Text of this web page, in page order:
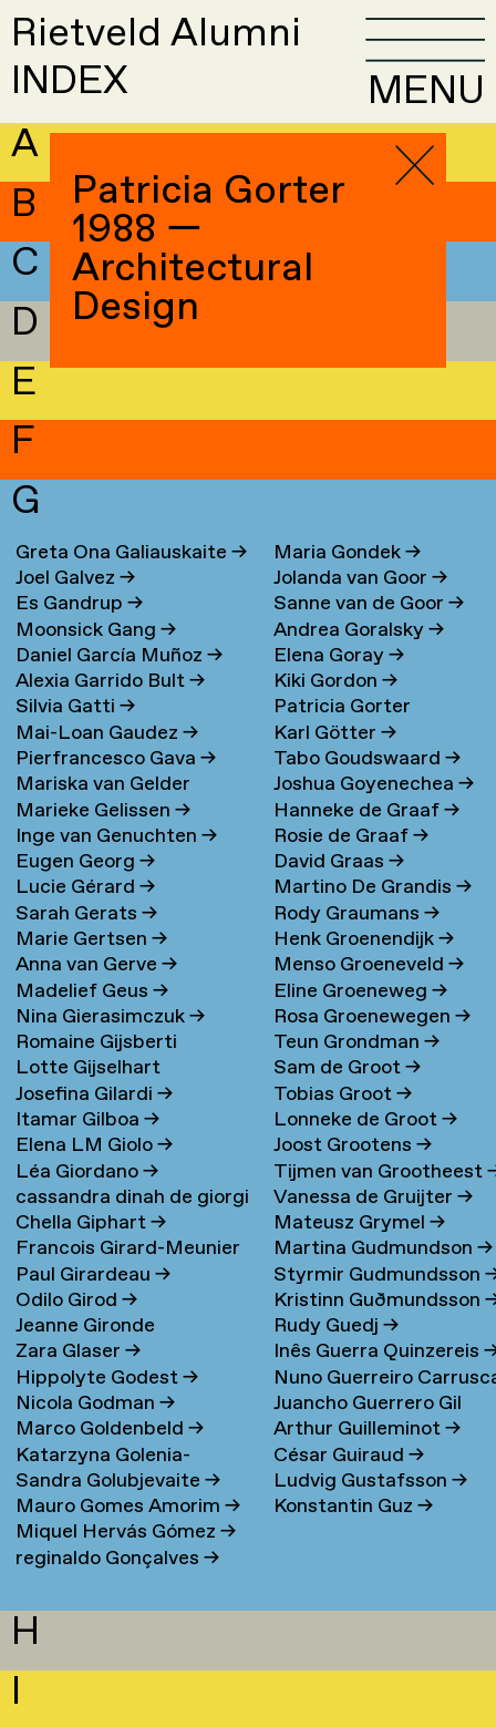
Rietveld Alumni
INDEX
MENU
A
B
C
D
E
F
G
Greta Ona Galiauskaite→
Joel Galvez→
Es Gandrup→
Moonsick Gang→
Daniel García Muñoz→
Alexia Garrido Bult→
Silvia Gatti→
Mai-Loan Gaudez→
Pierfrancesco Gava→
Mariska van Gelder
Marieke Gelissen→
Inge van Genuchten→
Eugen Georg→
Lucie Gérard→
Sarah Gerats→
Marie Gertsen→
Anna van Gerve→
Madelief Geus→
Nina Gierasimczuk→
Romaine Gijsberti
Hodenpijl→
Lotte Gijselhart
Josefina Gilardi→
Itamar Gilboa→
Elena LM Giolo→
Léa Giordano→
cassandra dinah de giorgi
→
Chella Giphart→
Francois Girard-Meunier
Paul Girardeau→
Odilo Girod→
Jeanne Gironde
Zara Glaser→
Hippolyte Godest→
Nicola Godman→
Marco Goldenbeld→
Katarzyna Golenia-
Baldyga→
Sandra Golubjevaite→
Mauro Gomes Amorim→
Miquel Hervás Gómez→
reginaldo Gonçalves→
Maria Gondek→
Jolanda van Goor→
Sanne van de Goor→
Andrea Goralsky→
Elena Goray→
Kiki Gordon→
Patricia Gorter
Karl Götter→
Tabo Goudswaard→
Joshua Goyenechea→
Hanneke de Graaf→
Rosie de Graaf→
David Graas→
Martino De Grandis→
Rody Graumans→
Henk Groenendijk→
Menso Groeneveld→
Eline Groeneweg→
Rosa Groenewegen→
Teun Grondman→
Sam de Groot→
Tobias Groot→
Lonneke de Groot→
Joost Grootens→
Tijmen van Grootheest
Vanessa de Gruijter→
Mateusz Grymel→
Martina Gudmundson→
Styrmir Gudmundsson
Kristinn Guðmundsson
Rudy Guedj→
Inês Guerra Quinzereis
Nuno Guerreiro
Juancho Guerrero Gil
Arthur Guilleminot→
César Guiraud→
Ludvig Gustafsson→
Konstantin Guz→
H
I
Patricia Gorter
1988 —
Architectural
Design